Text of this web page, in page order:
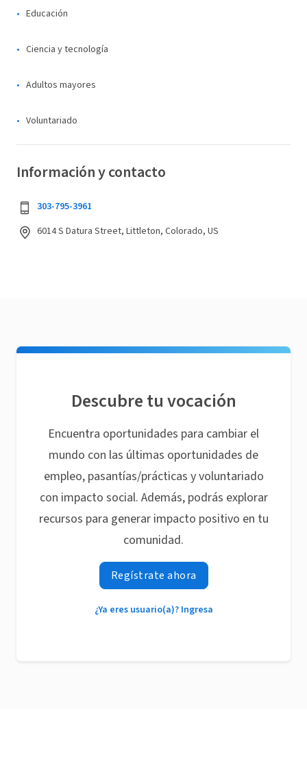
Educación
Ciencia y tecnología
Adultos mayores
Voluntariado
Información y contacto
303-795-3961
6014 S Datura Street, Littleton, Colorado, US
Descubre tu vocación
Encuentra oportunidades para cambiar el
mundo con las últimas oportunidades de
empleo, pasantías/prácticas y voluntariado
con impacto social. Además, podrás explorar
recursos para generar impacto positivo en tu
comunidad.
Regístrate ahora
¿Ya eres usuario(a)? Ingresa